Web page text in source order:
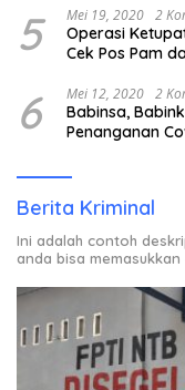
5 Mei 19, 2020 2
Operasi
Cek Pos Pam
6 Mei 12, 2020 2
Babinsa,
Penanganan
Berita Kriminal
Ini adalah contoh
anda bisa